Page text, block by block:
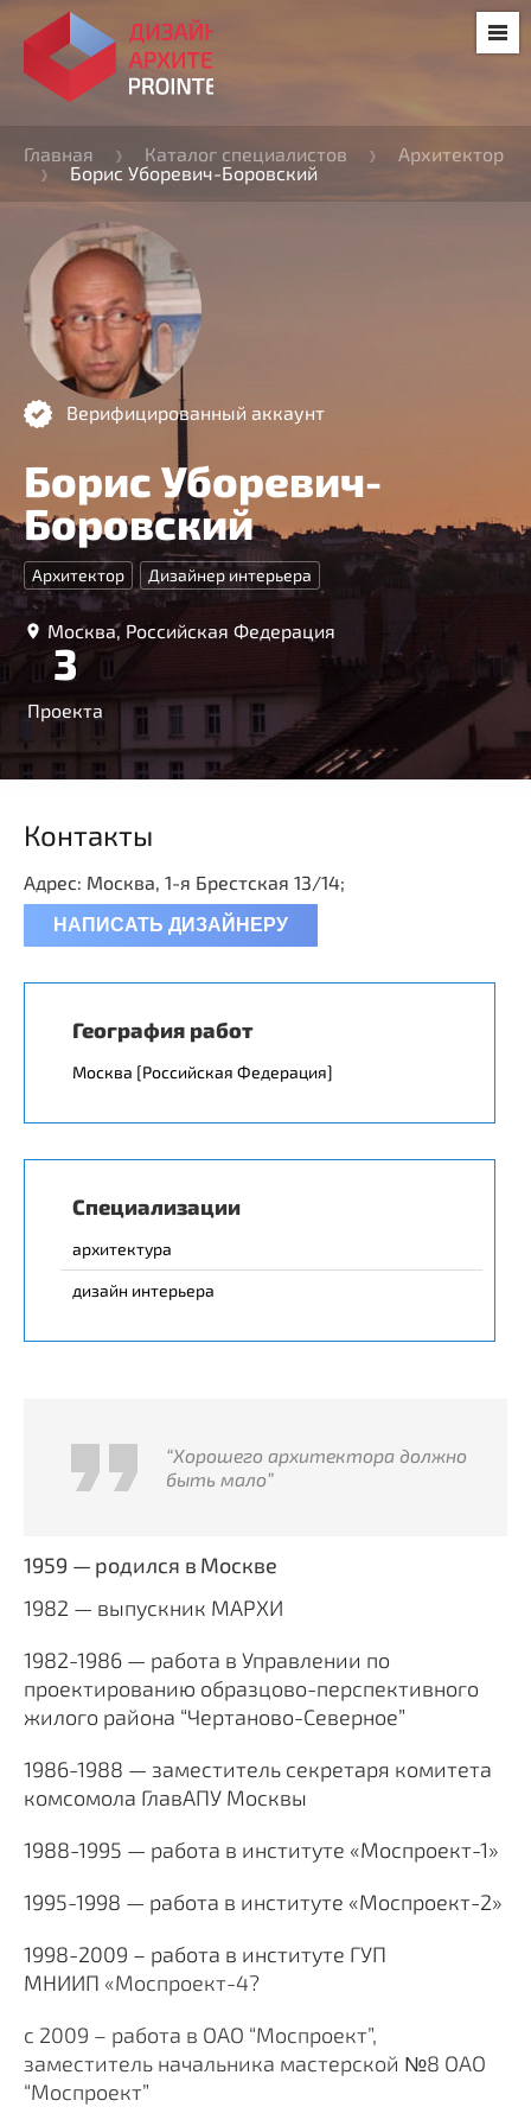
Главная Каталог специалистов
Архитектор
Борис Уборевич-Боровский
Верифицированный аккаунт
Борис Уборевич-
Боровский
Архитектор Дизайнер интерьера
Москва, Российская Федерация
3
Проекта
Контакты
Адрес: Москва, 1-я Брестская 13/14;
НАПИСАТЬ ДИЗАЙНЕРУ
География работ
Москва [Российская Федерация]
Специализации
архитектура
дизайн интерьера
“Хорошего архитектора должно
быть мало”
1959 — родился в Москве
1982 — выпускник МАРХИ
1982-1986 — работа в Управлении по
проектированию образцово-перспективного
жилого района “Чертаново-Северное”
1986-1988 — заместитель секретаря комитета
комсомола ГлавАПУ Москвы
1988-1995 — работа в институте «Моспроект-1»
1995-1998 — работа в институте «Моспроект-2»
1998-2009 – работа в институте ГУП
МНИИП «Моспроект-4?
с 2009 – работа в ОАО “Моспроект”,
заместитель начальника мастерской №8 ОАО
“Моспроект”